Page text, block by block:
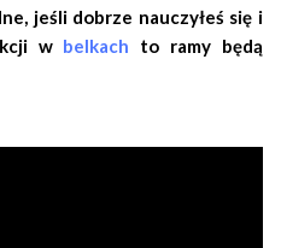
jeśli dobrze nauczyłeś się i
w belkach to ramy będą